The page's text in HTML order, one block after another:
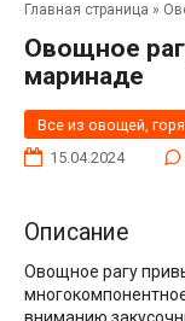
Главная страница »
Овощное рагу с тыквой в остро-кислом
маринаде
Все из овощей,
15.04.2024
Описание
Овощное рагу
вниманию